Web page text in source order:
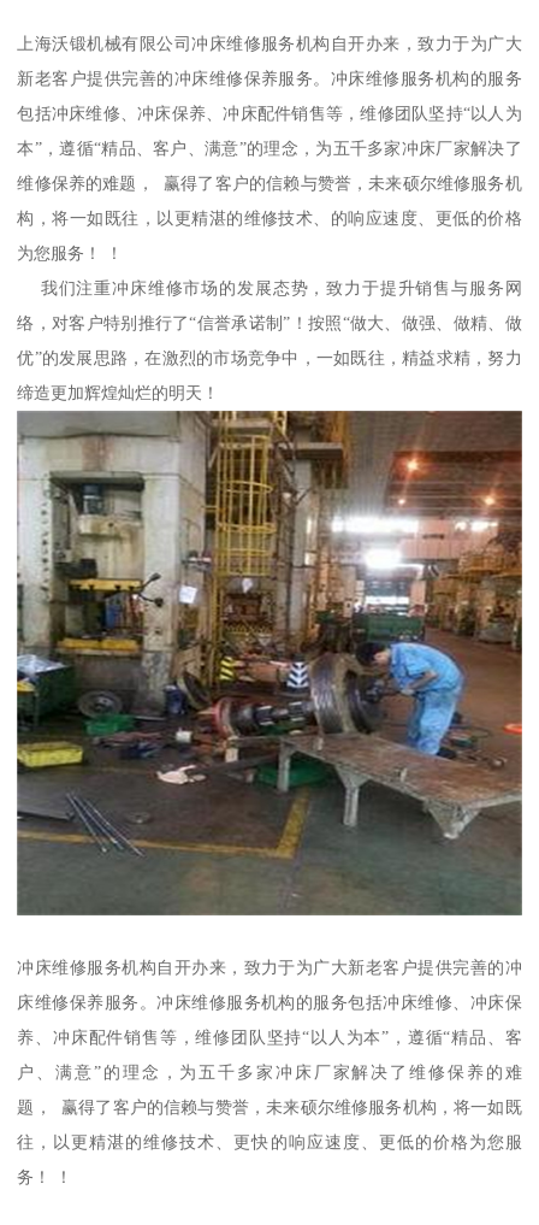
上海沃锻机械有限公司冲床维修服务机构自开办来，致力于为广大
新老客户提供完善的冲床维修保养服务。冲床维修服务机构的服务
包括冲床维修、冲床保养、冲床配件销售等，维修团队坚持“以人为
本”，遵循“精品、客户、满意”的理念，为五千多家冲床厂家解决了
维修保养的难题， 赢得了客户的信赖与赞誉，未来硕尔维修服务机
构，将一如既往，以更精湛的维修技术、的响应速度、更低的价格
为您服务！ ！
我们注重冲床维修市场的发展态势，致力于提升销售与服务网
络，对客户特别推行了“信誉承诺制”！按照“做大、做强、做精、做
优”的发展思路，在激烈的市场竞争中，一如既往，精益求精，努力
缔造更加辉煌灿烂的明天！
冲床维修服务机构自开办来，致力于为广大新老客户提供完善的冲
床维修保养服务。冲床维修服务机构的服务包括冲床维修、冲床保
养、冲床配件销售等，维修团队坚持“以人为本”，遵循“精品、客
户、满意”的理念，为五千多家冲床厂家解决了维修保养的难
题， 赢得了客户的信赖与赞誉，未来硕尔维修服务机构，将一如既
往，以更精湛的维修技术、更快的响应速度、更低的价格为您服
务！ ！